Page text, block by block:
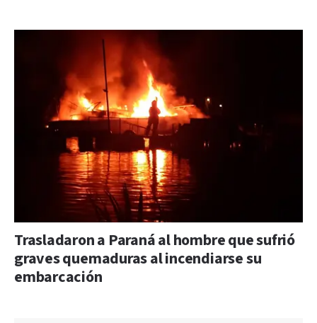
Trasladaron a Paraná al hombre que sufrió
graves quemaduras al incendiarse su
embarcación